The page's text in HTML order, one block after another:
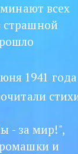
всех
1941 года
- за мир!",
и